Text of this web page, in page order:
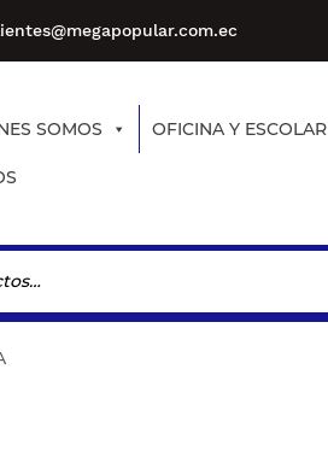
SOMOS OFICINA Y ESCOLAR